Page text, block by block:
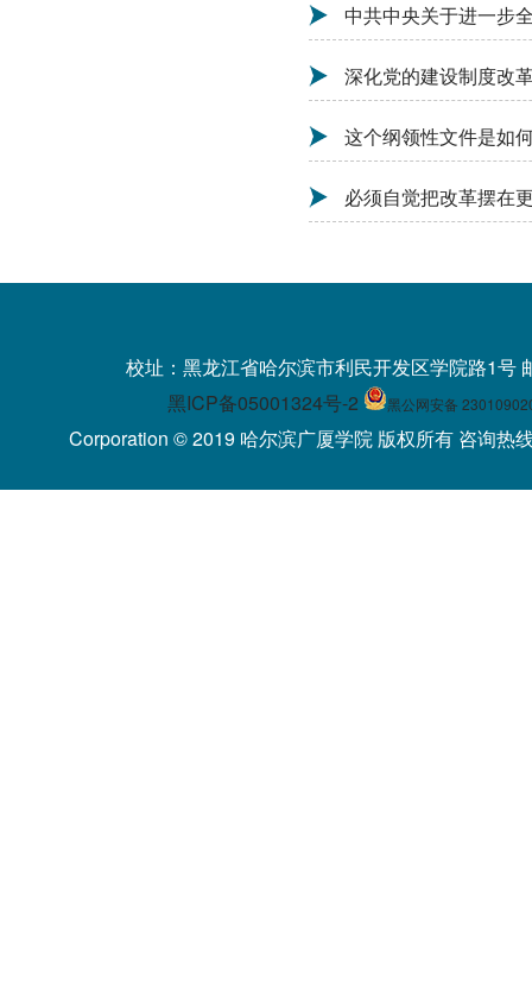
中共中央关于进一步
深化党的建设制度改
这个纲领性文件是如
必须自觉把改革摆在
校址：黑龙江省哈尔滨市利民开发区学院路1号
黑ICP备05001324号-2
黑公网安备
Corporation © 2019 哈尔滨广厦学院 版权所有 咨询热